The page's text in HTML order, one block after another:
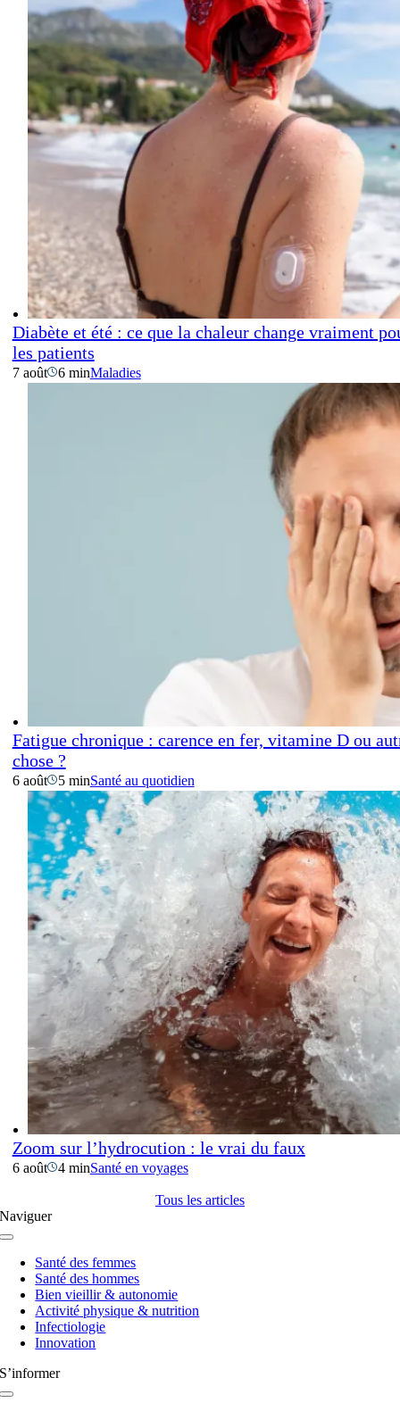
Diabète et été : ce que la chaleur change vraiment
les patients
7 août 6 minMaladies
Fatigue chronique : carence en fer, vitamine D ou
chose ?
6 août 5 minSanté au quotidien
Zoom sur l’hydrocution : le vrai du faux
6 août 4 minSanté en voyages
Tous les articles
Naviguer
Navigation
basculeSanté des femmes
Santé des hommes
Bien vieillir & autonomie
Activité physique & nutrition
Infectiologie
Innovation
S’informer
Navigation